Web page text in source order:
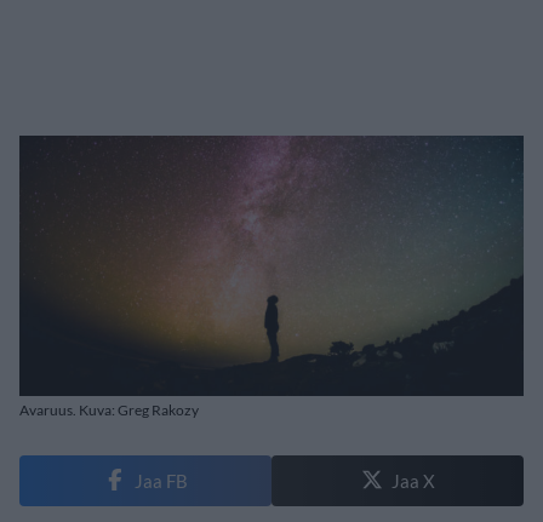
Avaruus. Kuva: Greg Rakozy
Jaa FB Jaa X